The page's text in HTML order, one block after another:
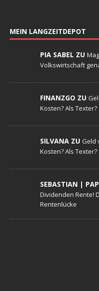
MEIN LANGZEITDEPOT
PIA SABEL ZU
Volkswirtschaft
FINANZGO ZU
Kosten? Als Texter?
SILVANA ZU Geld
Kosten? Als Texter?
SEBASTIAN |
Dividenden Rente!
Rentenlücke